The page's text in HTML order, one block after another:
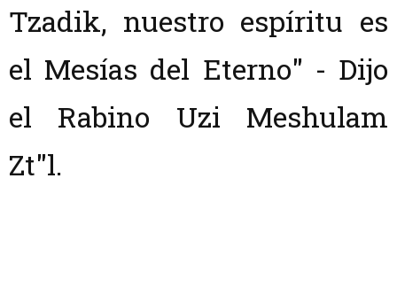
Tzadik, nuestro espíritu es
el Mesías del Eterno" - Dijo
el Rabino Uzi Meshulam
Zt"l.